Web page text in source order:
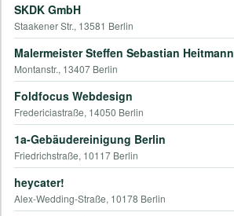
SKDK GmbH
Staakener Str., 13581 Berlin
Malermeister Steffen Sebastian Heitmann
Montanstr., 13407 Berlin
Foldfocus Webdesign
Fredericiastraße, 14050 Berlin
1a-Gebäudereinigung Berlin
Friedrichstraße, 10117 Berlin
heycater!
Alex-Wedding-Straße, 10178 Berlin